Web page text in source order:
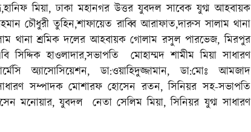
মিয়া, ঢাকা মহানগর উত্তর যুবদল সাবেক যুগ্ম আহবায়ক
চৌধুরী তুহিন,শাফায়েত রাব্বি আরাফাত,দারুস সালাম থানা
থানা শ্রমিক দলের আহবায়ক গোলাম রসুল পারভেজ, মিরপুর
হাওলাদার,সভাপতি মোহাম্মদ শামীম মিয়া সাধারণ
অ্যাসোসিয়েশন, ডা:ওয়াহিদুজ্জামান, ডা:মোঃ আমজাদ
সম্পাদক মোশারফ হোসেন রতন, সিনিয়র সহ-সভাপতি
মনোয়ার, যুবদল নেতা সেলিম মিয়া, সিনিয়র যুগ্ম সাধারণ